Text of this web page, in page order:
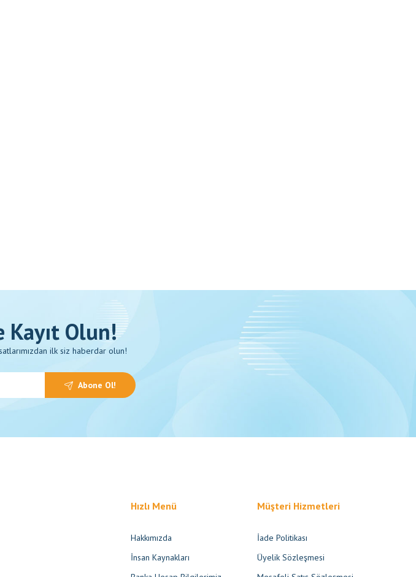
Olun!
ilk siz haberdar olun!
Abone Ol!
Hızlı Menü
Hakkımızda
İnsan Kaynakları
Müşteri Hizmetleri
İade Politikası
Üyelik Sözleşmesi